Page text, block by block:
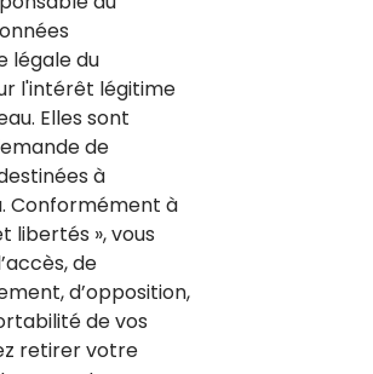
légale du
l'intérêt légitime
Elles sont
de
à
Conformément à
libertés », vous
de
d’opposition,
de vos
retirer votre